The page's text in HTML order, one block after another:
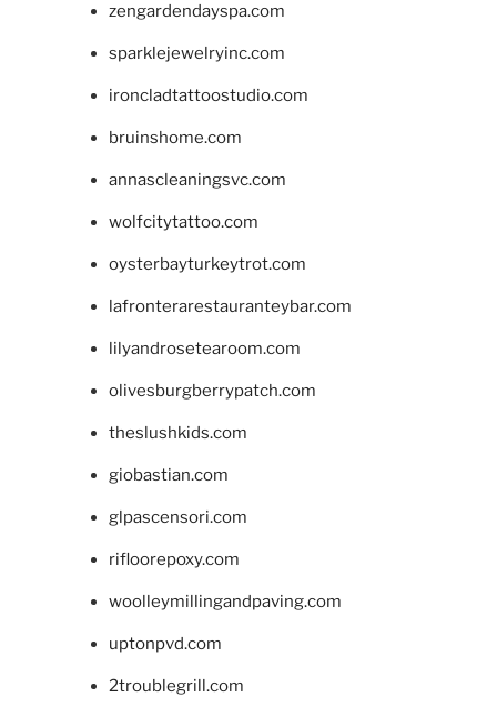
zengardendayspa.com
sparklejewelryinc.com
ironcladtattoostudio.com
bruinshome.com
annascleaningsvc.com
wolfcitytattoo.com
oysterbayturkeytrot.com
lafronterarestauranteybar.com
lilyandrosetearoom.com
olivesburgberrypatch.com
theslushkids.com
giobastian.com
glpascensori.com
rifloorepoxy.com
woolleymillingandpaving.com
uptonpvd.com
2troublegrill.com